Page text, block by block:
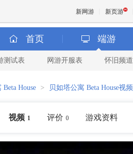
新网游 新页游
首页 端游
测试表 网游开服表 怀旧频道
House > 贝如塔公寓 Beta House视频
视频 1 评价 0 游戏资料